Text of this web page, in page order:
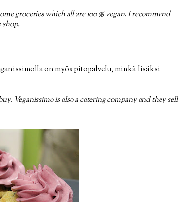
groceries which all are 100 % vegan. I recommend
on myös pitopalvelu, minkä lisäksi
Veganissimo is also a catering company and they sell